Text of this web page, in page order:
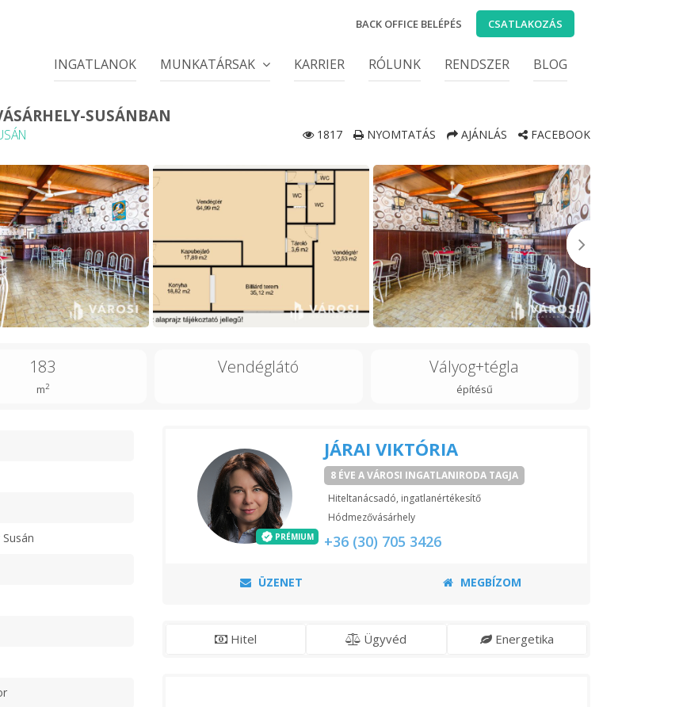
BACK OFFICE BELÉPÉS CSATLAKOZÁS
INGATLANOK MUNKATÁRSAK KARRIER RÓLUNK RENDSZER BLOG
SUSÁNBAN
1817 NYOMTATÁS AJÁNLÁS FACEBOOK
183
m2
Vendéglátó Vályog+tégla
építésű
PRÉMIUM
JÁRAI VIKTÓRIA
8 ÉVE A VÁROSI INGATLANIRODA TAGJA
Hiteltanácsadó, ingatlanértékesítő
Hódmezővásárhely
+36 (30) 705 3426
ÜZENET MEGBÍZOM
Hitel Ügyvéd Energetika